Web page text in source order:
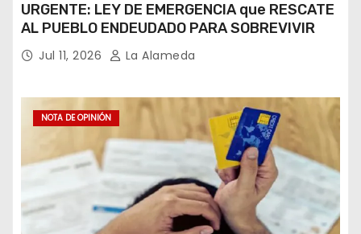
URGENTE: LEY DE EMERGENCIA que RESCATE
AL PUEBLO ENDEUDADO PARA SOBREVIVIR
Jul 11, 2026 La Alameda
NOTA DE OPINIÓN